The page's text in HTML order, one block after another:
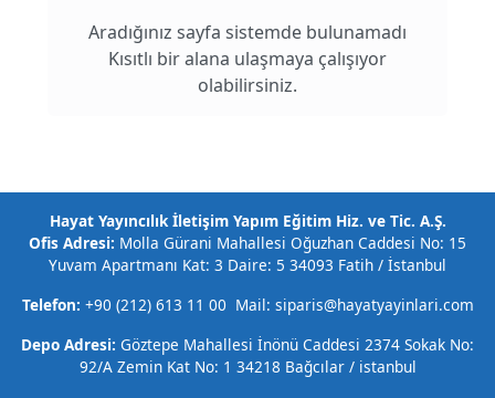
Aradığınız sayfa sistemde bulunamadı
Kısıtlı bir alana ulaşmaya çalışıyor
olabilirsiniz.
Hayat Yayıncılık İletişim Yapım Eğitim Hiz. ve Tic. A.Ş.
Ofis Adresi: Molla Gürani Mahallesi Oğuzhan Caddesi No: 15
Yuvam Apartmanı Kat: 3 Daire: 5 34093 Fatih / İstanbul
Telefon: +90 (212) 613 11 00 Mail: siparis@hayatyayinlari.com
Depo Adresi: Göztepe Mahallesi İnönü Caddesi 2374 Sokak No:
92/A Zemin Kat No: 1 34218 Bağcılar / istanbul